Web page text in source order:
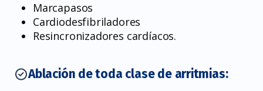
Marcapasos
Cardiodesfibriladores
Resincronizadores cardíacos.
Ablación de toda clase de arritmias: